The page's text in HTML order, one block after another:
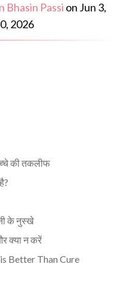
Bhasin Passi on Jun 3,
2026
की तकलीफ
के नुस्खे
क्या न करें
is Better Than Cure